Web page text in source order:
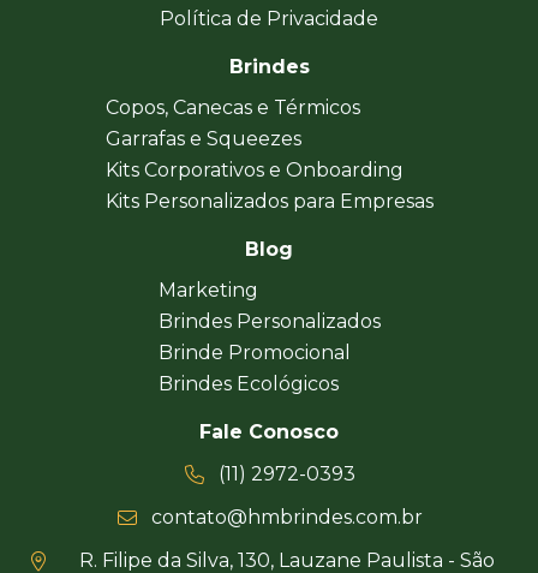
Política de Privacidade
Brindes
Copos, Canecas e Térmicos
Garrafas e Squeezes
Kits Corporativos e Onboarding
Kits Personalizados para Empresas
Blog
Marketing
Brindes Personalizados
Brinde Promocional
Brindes Ecológicos
Fale Conosco
(11) 2972-0393
contato@hmbrindes.com.br
R. Filipe da Silva, 130, Lauzane Paulista - São